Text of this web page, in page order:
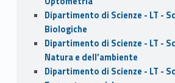
Dipartimento di Scienze - LT -
Biologiche
Dipartimento di Scienze - LT -
Natura e dell’ambiente
Dipartimento di Scienze - LT -